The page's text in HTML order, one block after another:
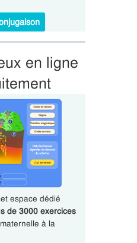
en ligne
espace dédié
de 3000 exercices
à la